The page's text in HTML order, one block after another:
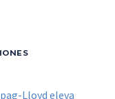
Lloyd eleva